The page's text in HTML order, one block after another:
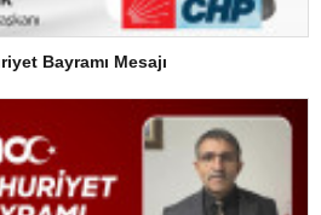
Bayramı Mesajı